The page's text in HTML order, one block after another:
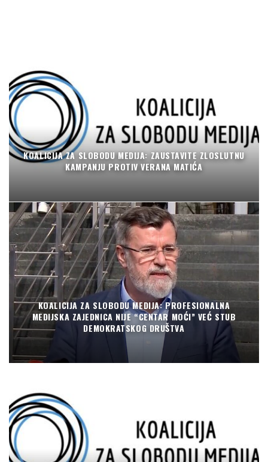
KOALICIJA ZA SLOBODU MEDIJA: ZAUSTAVITE ZLOSLUTNU
KAMPANJU PROTIV VERANA MATIĆA
KOALICIJA ZA SLOBODU MEDIJA: PROFESIONALNA
MEDIJSKA ZAJEDNICA NIJE “CENTAR MOĆI” VEĆ STUB
DEMOKRATSKOG DRUŠTVA